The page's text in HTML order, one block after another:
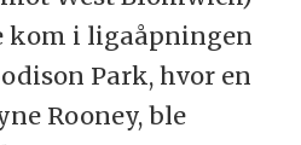
kom i ligaåpningen
Park, hvor en
Rooney, ble